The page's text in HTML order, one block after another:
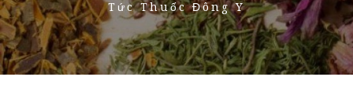
Tức Thuốc Đông Y